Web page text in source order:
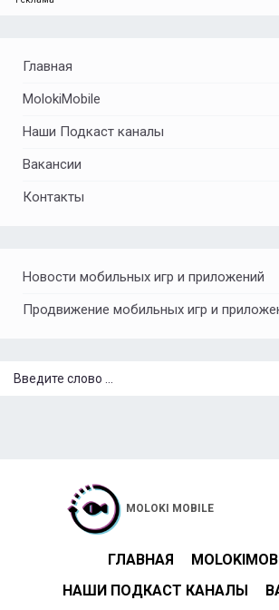
Главная
MolokiMobile
Наши Подкаст каналы
Вакансии
Контакты
Новости мобильных игр и приложений
Продвижение мобильных игр и
MOLOKI MOBILE
ГЛАВНАЯ
НАШИ ПОДКАСТ КАНАЛЫ